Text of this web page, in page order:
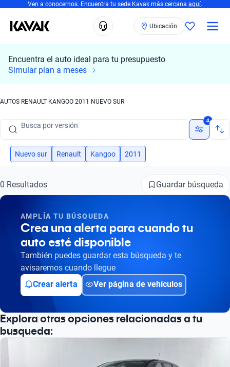
Ven a conocernos. Encuentra tu sede Kavak más cercana aquí.
Ubicación
Encuentra el auto ideal para tu presupuesto
Simular plan a meses
AUTOS RENAULT KANGOO 2011 NUEVO SUR
Busca por marca
Busca por año
Busca por marca
Busca por versión
Busca por año
4
Nuevo sur Renault Kangoo 2011
0 Resultados Guardar búsqueda
AMPLÍA TU BÚSQUEDA
Crea una alerta para cuando tu
auto esté disponible
También puedes guardar esta búsqueda y te
avisaremos cuando llegue
Crear alerta
Ver página de vehículos
Explora otras opciones relacionadas a tu
busqueda: